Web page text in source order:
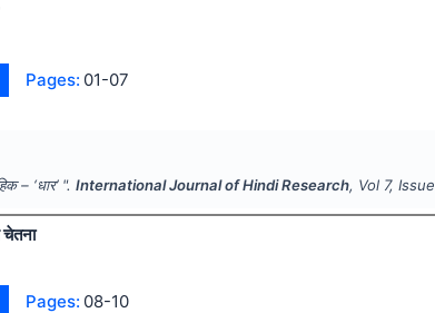
Pages: 01-07
– ‘धार’ ".International Journal of Hindi Research, Vol 7, Issue
चेतना
Pages: 08-10